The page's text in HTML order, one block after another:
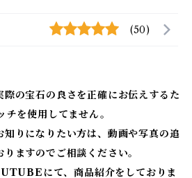
(50)
の宝石の良さを正確にお伝えするた
を使用してません。
知りになりたい方は、動画や写真の追
ますのでご相談ください。
にて、商品紹介をしておりま